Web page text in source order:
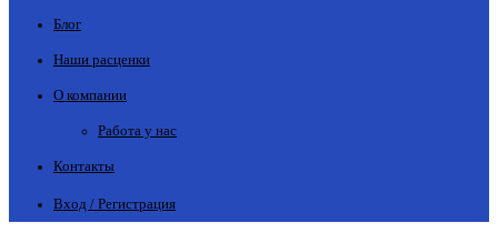
Блог
Наши расценки
О компании
Работа у нас
Контакты
Вход / Регистрация